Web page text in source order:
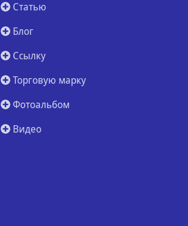
Статью
Блог
Ссылку
Торговую марку
Фотоальбом
Видео